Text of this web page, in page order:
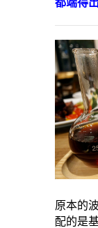
原本的
配的是